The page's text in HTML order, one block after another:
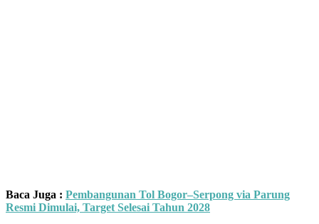
Baca Juga : Pembangunan Tol Bogor–Serpong via Parung
Resmi Dimulai, Target Selesai Tahun 2028